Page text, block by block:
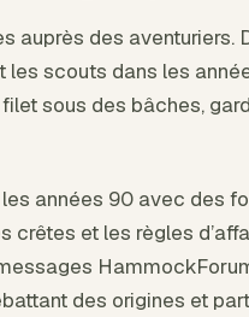
auprès des aventuriers.
scouts dans les
sous des bâches,
années 90 avec des
et les règles
des origines et